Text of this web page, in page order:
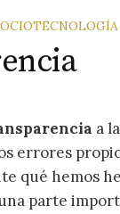
a
errores
qué hemos
parte